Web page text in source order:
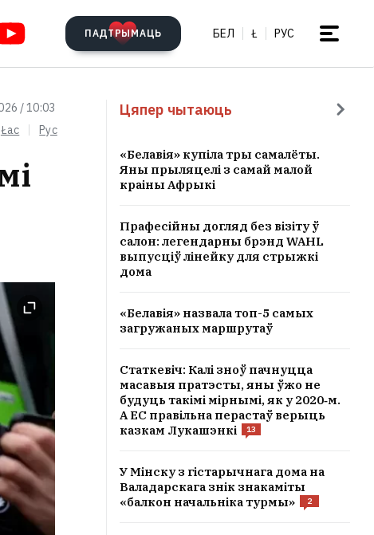
ПАДТРЫМАЦЬ БЕЛ Ł РУС
/ 10:03
Łac Рус
Цяпер чытаюць
«Белавія» купіла тры самалёты.
Яны прыляцелі з самай малой
краіны Афрыкі
Прафесійны догляд без візіту ў
салон: легендарны брэнд WAHL
выпусціў лінейку для стрыжкі
дома
«Белавія» назвала топ-5 самых
загружаных маршрутаў
Статкевіч: Калі зноў пачнуцца
масавыя пратэсты, яны ўжо не
будуць такімі мірнымі, як у 2020‑м.
А ЕС правільна перастаў верыць
казкам Лукашэнкі
13
У Мінску з гістарычнага дома на
Валадарскага знік знакаміты
«балкон начальніка турмы»
2